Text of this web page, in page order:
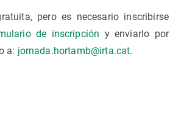
pero es necesario inscribirse
de inscripción y enviarlo por
a: jornada.hortamb@irta.cat.